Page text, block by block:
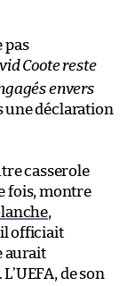
pas
Coote reste
envers
une déclaration
casserole
fois, montre
,
il officiait
aurait
de son